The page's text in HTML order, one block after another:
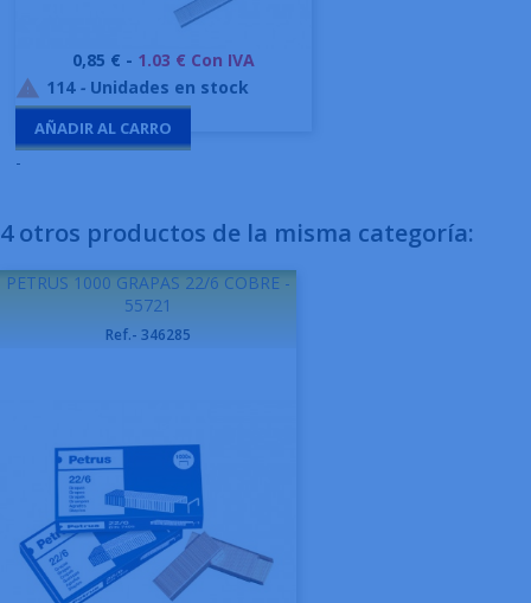
Precio
0,85 € - 1.03 € Con IVA
 114- Unidades en stock
AÑADIR AL CARRO
-
4 otros productos de la misma categoría:
PETRUS 1000 GRAPAS 22/6 COBRE -
55721
Ref.- 346285